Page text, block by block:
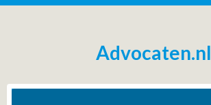
Advocaten.nl